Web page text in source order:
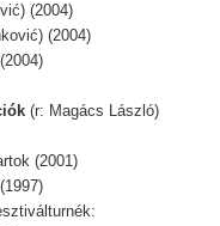
(2004)
(2004)
(r: Magács László)
(2001)